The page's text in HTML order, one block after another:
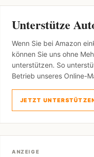
Unterstütze
Wenn Sie bei Amazon
können Sie uns ohne
unterstützen. So
Betrieb unseres Online-
JETZT
ANZEIGE